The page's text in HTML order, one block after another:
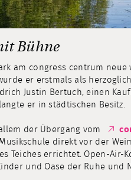
Bühne
am congress centrum
er erstmals als
Justin Bertuch, einen
er in städtischen Besitz.
der Übergang vom
direkt vor der
Teiches errichtet. Open-
und Oase der Ruhe und